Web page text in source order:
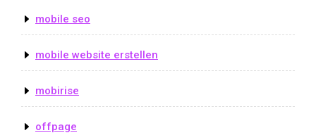
mobile seo
mobile website erstellen
mobirise
offpage